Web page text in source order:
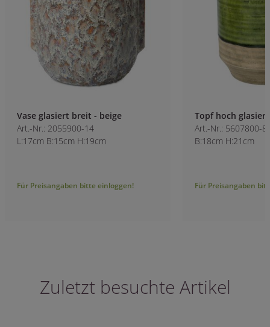
Vase glasiert breit - beige
Art.-Nr.: 2055900-14
L:17cm B:15cm H:19cm
Für Preisangaben bitte einloggen!
Topf hoch
Art.-Nr.: 5607800-
B:18cm H:21cm
Für Preisangaben
Zuletzt besuchte Artikel